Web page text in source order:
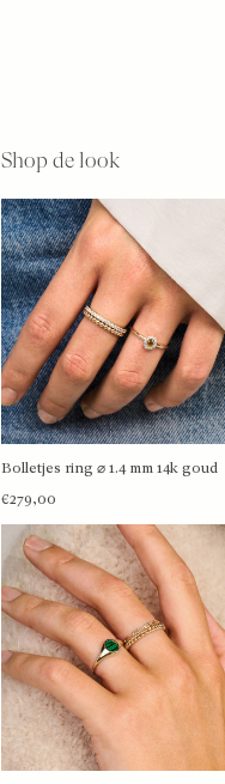
Shop de look
BEKIJK MEER
Bolletjes ring ⌀ 1.4 mm 14k goud
€279,00